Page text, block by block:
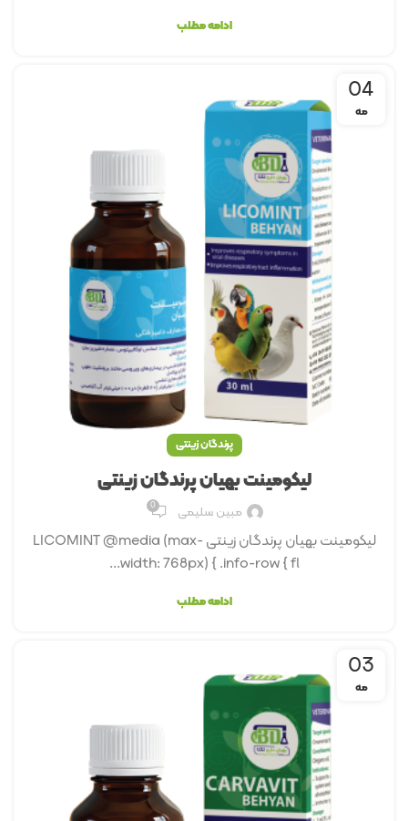
ادامه مطلب
04
مه
پرندگان زینتی
لیکومینت بهیان پرندگان زینتی
مبین سلیمی 0
لیکومینت بهیان پرندگان زینتی LICOMINT @media (max-
width: 768px) { .info-row { fl...
ادامه مطلب
03
مه